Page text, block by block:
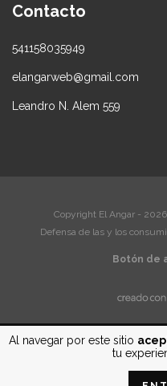
Al navegar por este sitio
tu
Contacto
541158035949
elangarweb@gmail.com
Leandro N. Alem 559
Copyright El Angar -
Defensa de las y los
Botón de